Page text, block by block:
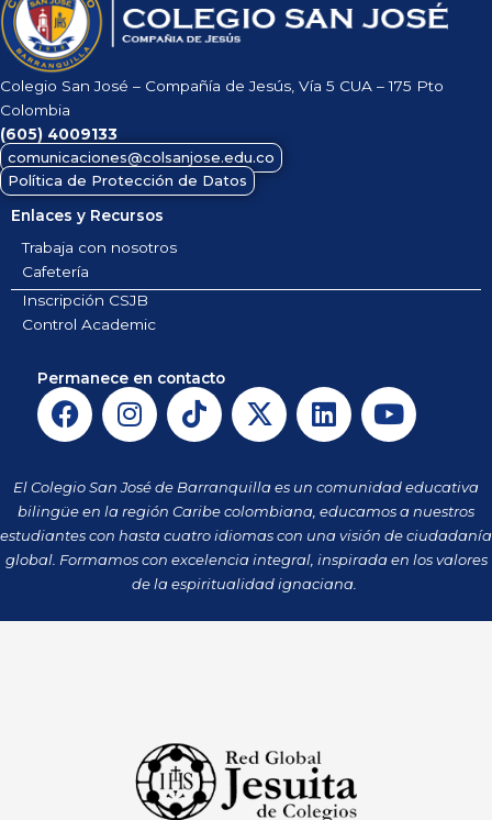
Colegio San José – Compañía de Jesús, Vía 5 CUA – 175 Pto
Colombia
(605) 4009133
comunicaciones@colsanjose.edu.co
Política de Protección de Datos
Enlaces y Recursos
Trabaja con nosotros
Cafetería
Inscripción CSJB
Control Academic
Permanece en contacto
F
a
e
b
o
o
I
n
t
a
g
r
a
m
T
i
t
o
k
X
-
w
i
t
t
e
r
L
i
k
e
d
i
n
Y
o
t
u
b
e
El Colegio San José de Barranquilla es un comunidad educativa
bilingüe en la región Caribe colombiana, educamos a nuestros
estudiantes con hasta cuatro idiomas con una visión de ciudadanía
global. Formamos con excelencia integral, inspirada en los valores
de la espiritualidad ignaciana.